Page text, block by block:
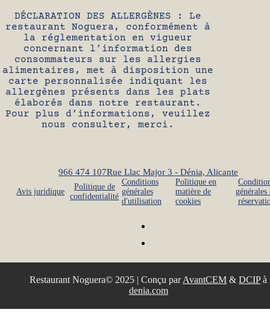
DÉCLARATION DES ALLERGÈNES : Le
restaurant Noguera, conformément à
la réglementation en vigueur
concernant l’information des
consommateurs sur les allergies
alimentaires, met à disposition une
carte personnalisée indiquant les
allergènes présents dans les plats
élaborés dans notre restaurant.
Pour plus d’informations, veuillez
nous consulter, merci.
966 474 107Rue Llac Major 3 - Dénia, Alicante
Avis juridique
Politique de
confidentialité
Conditions
générales
d'utilisation
Politique en
matière de
cookies
générales
Restaurant Noguera© 2025 | Conçu parAvantCEM &DCIPà
denia.com